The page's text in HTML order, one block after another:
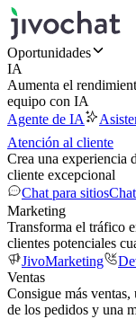
Oportunidades
IA
Aumenta el
equipo con IA
Agente de IA
Atención al cliente
Crea una experiencia
cliente excepcional
Chat para sitios
Marketing
Transforma el tráfico
clientes potenciales
JivoMarketing
Ventas
Consigue más
de los pedidos y una